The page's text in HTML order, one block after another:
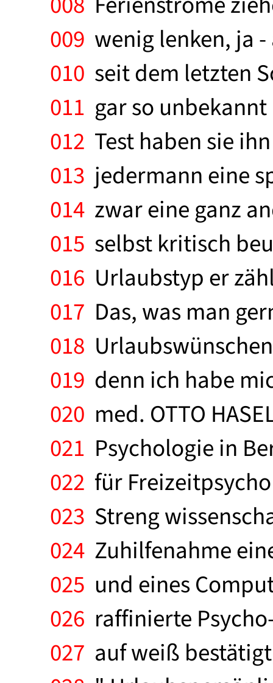
009 wenig lenken, ja
010 seit dem letzten
011 gar so
012 Test haben sie
013 jedermann eine
014 zwar eine ganz
015 selbst kritisch
016 Urlaubstyp er
017 Das, was man
018
019 denn ich habe
020 med. OTTO
021 Psychologie in
022 für
023 Streng
024 Zuhilfenahme
025 und eines
026 raffinierte
027 auf weiß